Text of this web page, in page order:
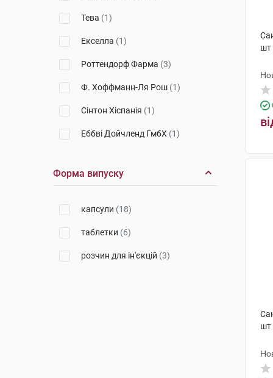
Тева (1)
Екселла (1)
Роттендорф Фарма (3)
Ф. Хоффманн-Ля Рош (1)
Сінтон Хіспанія (1)
Еббві Дойчленд ГмбХ (1)
Пфайзер Менюфекчуринг
Пфайзер Менюфекчуринг
Форма випуску
капсули (18)
таблетки (6)
розчин для ін'єкцій (3)
шт
шт